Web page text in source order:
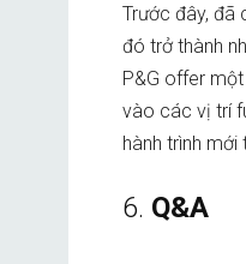
Trước đây, đã
đó trở thành
P&G offer
vào các vị trí
hành trình
6. Q&A